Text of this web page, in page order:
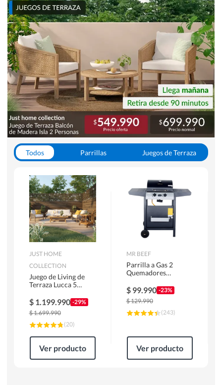
Todos Parrillas
Juegos de Terraza
JUST HOME
COLLECTION
Juego de Living de
Terraza Lucca 5
$ 1.199.990 -29%
$1.699.990
(20)
Ver producto
MR BEEF
Parrilla a Gas 2
Quemadores
$ 99.990 -23%
$129.990
(243)
Ver producto